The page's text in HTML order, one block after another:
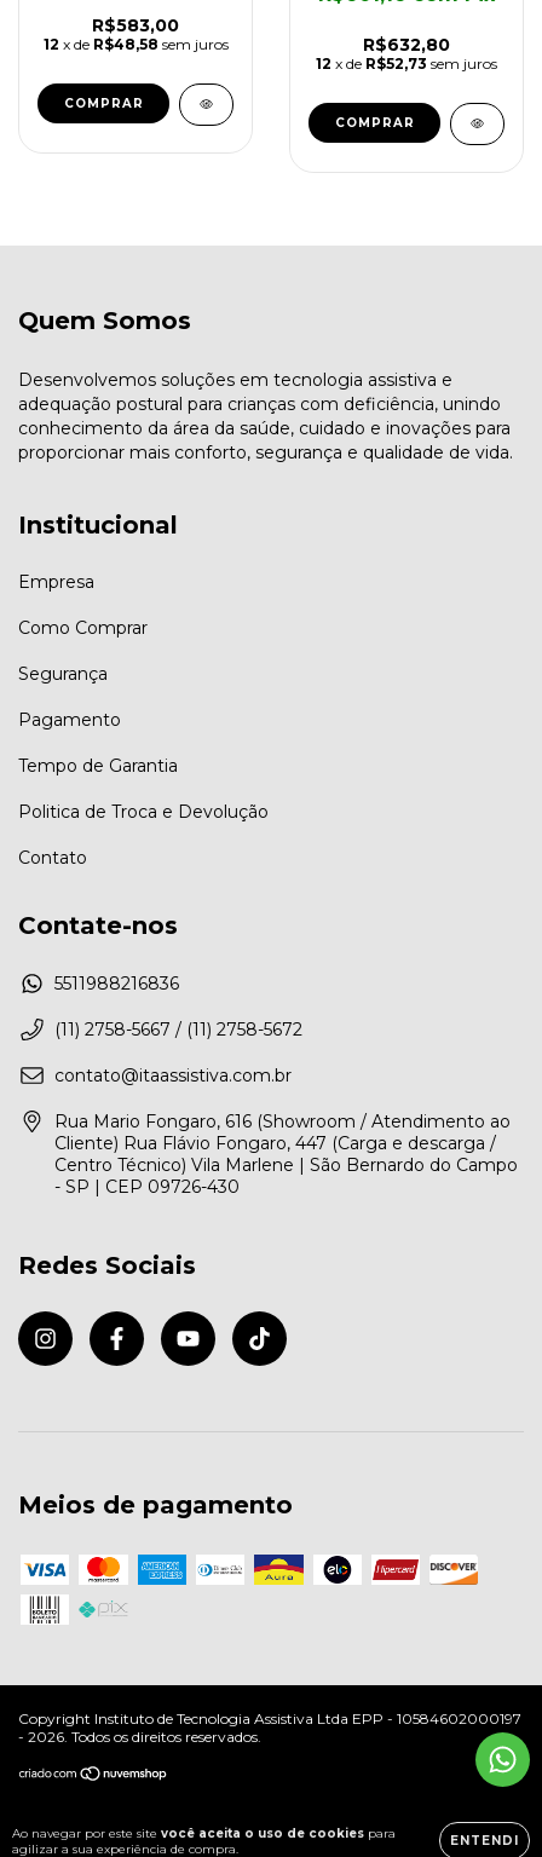
Ao navegar por este site você aceita o uso de cookies para
agilizar a sua experiência de compra.
ENTENDI
R$583,00
12 x de R$48,58 sem juros
COMPRAR
R$632,80
12 x de R$52,73 sem juros
COMPRAR
Quem Somos
Desenvolvemos soluções em tecnologia assistiva e
adequação postural para crianças com deficiência, unindo
conhecimento da área da saúde, cuidado e inovações para
proporcionar mais conforto, segurança e qualidade de vida.
Institucional
Empresa
Como Comprar
Segurança
Pagamento
Tempo de Garantia
Politica de Troca e Devolução
Contato
Contate-nos
5511988216836
(11) 2758-5667 / (11) 2758-5672
contato@itaassistiva.com.br
Rua Mario Fongaro, 616 (Showroom / Atendimento ao
Cliente) Rua Flávio Fongaro, 447 (Carga e descarga /
Centro Técnico) Vila Marlene | São Bernardo do Campo
- SP | CEP 09726-430
Redes Sociais
Meios de pagamento
Copyright Instituto de Tecnologia Assistiva Ltda EPP - 10584602000197
- 2026. Todos os direitos reservados.